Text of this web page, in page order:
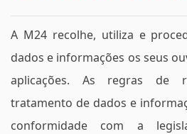
A M24 recolhe, utiliza e
dados e informações os seus
aplicações. As regras de
tratamento de dados e
conformidade com a